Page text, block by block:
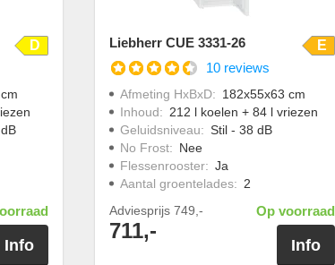
D
Info
Liebherr CUE 3331-26
E
10 reviews
Afmeting HxBxD: 182x55x63 cm
Inhoud: 212 l koelen + 84 l vriezen
Geluidsniveau: Stil - 38 dB
No Frost: Nee
Flessenrooster: Ja
Aantal groentelades: 2
Adviesprijs 749,-
711,-
Op voorraad
Info